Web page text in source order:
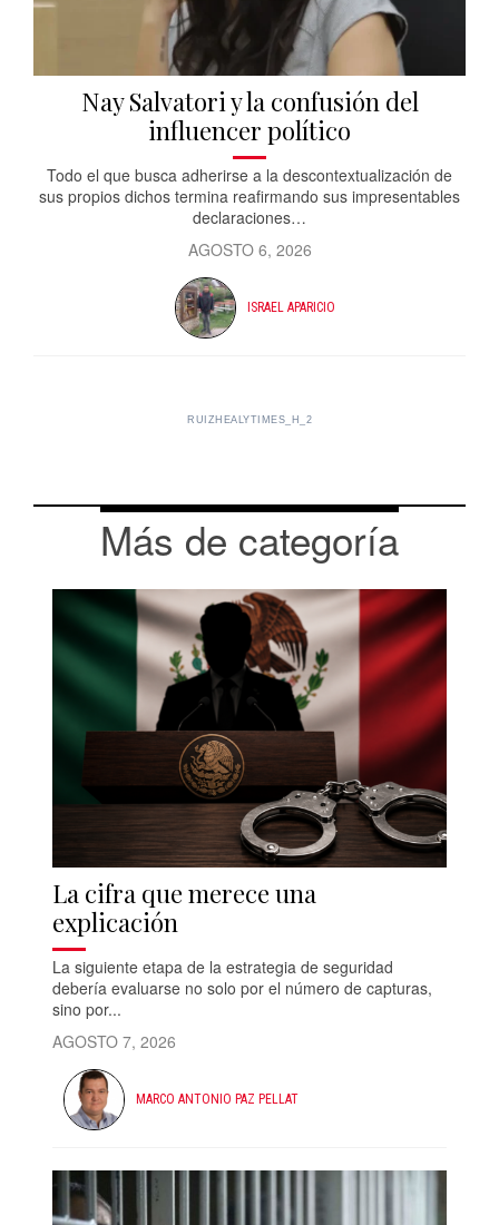
Nay Salvatori y la confusión del
influencer político
Todo el que busca adherirse a la descontextualización de
sus propios dichos termina reafirmando sus impresentables
declaraciones…
AGOSTO 6, 2026
ISRAEL APARICIO
RUIZHEALYTIMES_H_2
Más de categoría
La cifra que merece una
explicación
La siguiente etapa de la estrategia de seguridad
debería evaluarse no solo por el número de capturas,
sino por...
AGOSTO 7, 2026
MARCO ANTONIO PAZ PELLAT